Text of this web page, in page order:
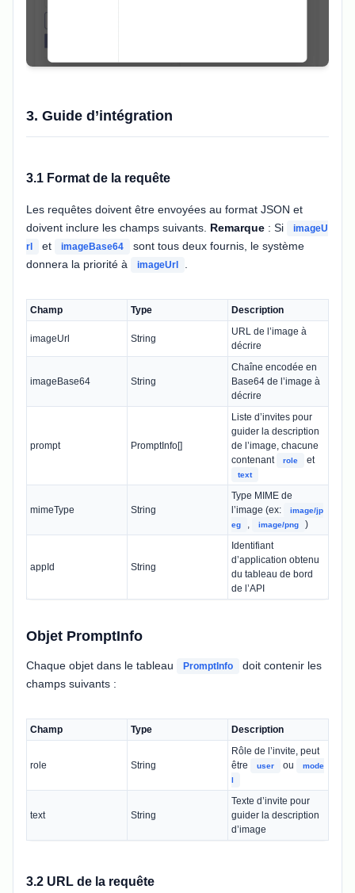
3. Guide d’intégration
3.1 Format de la requête
Les requêtes doivent être envoyées au format JSON et
doivent inclure les champs suivants. Remarque : Si
imageU
rl
et imageBase64
sont tous deux fournis, le système
donnera la priorité à
imageUrl
Champ Type Description
imageUrl String
URL de l’image à
décrire
imageBase64 String
Chaîne encodée en
Base64 de l’image à
décrire
prompt PromptInfo[]
Liste d’invites pour
guider la description
de l’image, chacune
contenant
role et
text
mimeType String
Type MIME de
l’image (ex:
image/jp
eg
image/png )
appId String
Identifiant
d’application obtenu
du tableau de bord
de l’API
Objet PromptInfo
Chaque objet dans le tableau PromptInfo
doit contenir les
champs suivants :
Champ Type Description
role String
Rôle de l’invite, peut
être
user ou
mode
l
text String
Texte d’invite pour
guider la description
d’image
3.2 URL de la requête